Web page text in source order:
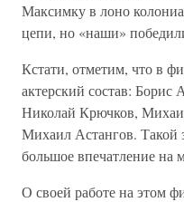
Максимку в лоно
цепи, но «наши»
Кстати, отметим, что в
актерский состав: Борис
Николай Крючков,
Михаил Астангов. Такой
большое впечатление на
О своей работе на этом